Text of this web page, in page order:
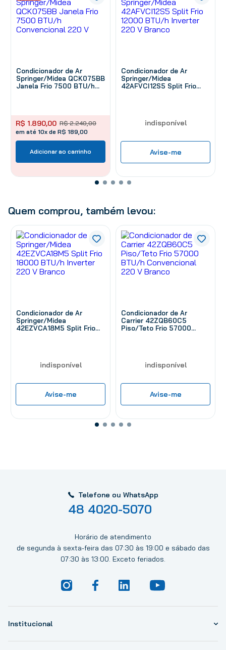
Condicionador de Ar
Springer/Midea QCK075BB
Janela Frio 7500 BTU/h
R$ 2.240,00
R$ 1.890,00
em até 10x de R$ 189,00
Adicionar ao carrinho
Condicionador de Ar
Springer/Midea
42AFVCI12S5 Split Frio
indisponível
Avise-me
Quem comprou, também levou:
Condicionador de Ar
Springer/Midea
42EZVCA18M5 Split Frio
indisponível
Avise-me
Condicionador de Ar
Carrier 42ZQB60C5
Piso/Teto Frio 57000
indisponível
Avise-me
Telefone ou WhatsApp
48 4020-5070
Horário de atendimento
de segunda à sexta-feira das 07:30 às 19:00 e sábado das
07:30 às 13:00. Exceto feriados.
Institucional